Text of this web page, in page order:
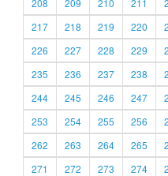
208
209 210 211
217
218 219 220
226
227 228 229
235
236 237 238
244
245 246 247
253
254 255 256
262
263 264 265
271
272 273 274